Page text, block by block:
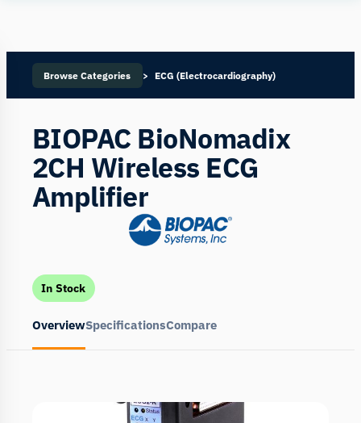
Browse Categories ECG (Electrocardiography)
BIOPAC BioNomadix
2CH Wireless ECG
Amplifier
In Stock
OverviewSpecificationsCompare